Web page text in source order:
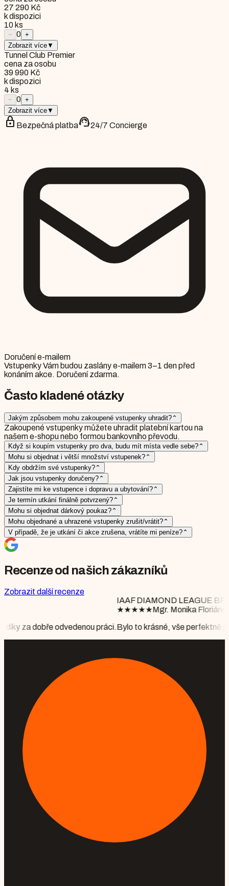
27 290 Kč
k dispozici
10 ks
− 0 +
Zobrazit více▼
Tunnel Club Premier
cena za osobu
39 990 Kč
k dispozici
4 ks
− 0 +
Zobrazit více▼
lock Bezpečná platbasupport_agent24/7 Concierge
Doručení e-mailem
Vstupenky Vám budou zaslány e-mailem 3–1 den před
konáním akce. Doručení zdarma.
Často kladené otázky
Jakým způsobem mohu zakoupené vstupenky uhradit? ⌃
Zakoupené vstupenky můžete uhradit platební kartou na
našem e-shopu nebo formou bankovního převodu.
Když si koupím vstupenky pro dva, budu mít místa vedle sebe? ⌃
Mohu si objednat i větší množství vstupenek? ⌃
Kdy obdržím své vstupenky? ⌃
Jak jsou vstupenky doručeny? ⌃
Zajistíte mi ke vstupence i dopravu a ubytování? ⌃
Je termín utkání finálně potvrzený? ⌃
Mohu si objednat dárkový poukaz? ⌃
Mohu objednané a uhrazené vstupenky zrušit/vrátit? ⌃
V případě, že je utkání či akce zrušena, vrátíte mi peníze? ⌃
Recenze od našich zákazníků
Zobrazit další recenze
práci.
IAAF DIAMOND LEAGUE BRUSSELS
Mgr. Monika Floriánová
Bylo to krásné, vše perfektně připraveno, počasí